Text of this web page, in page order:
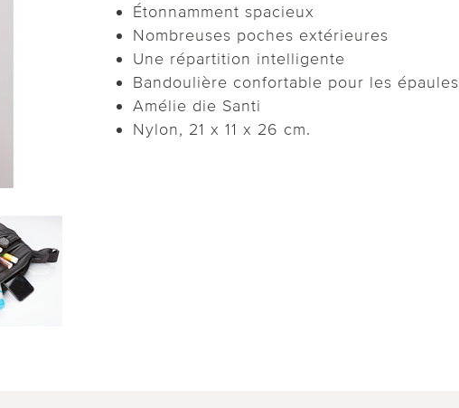
Étonnamment spacieux
Nombreuses poches extérieures
Une répartition intelligente
Bandoulière confortable pour les épaules
Amélie die Santi
Nylon, 21 x 11 x 26 cm.